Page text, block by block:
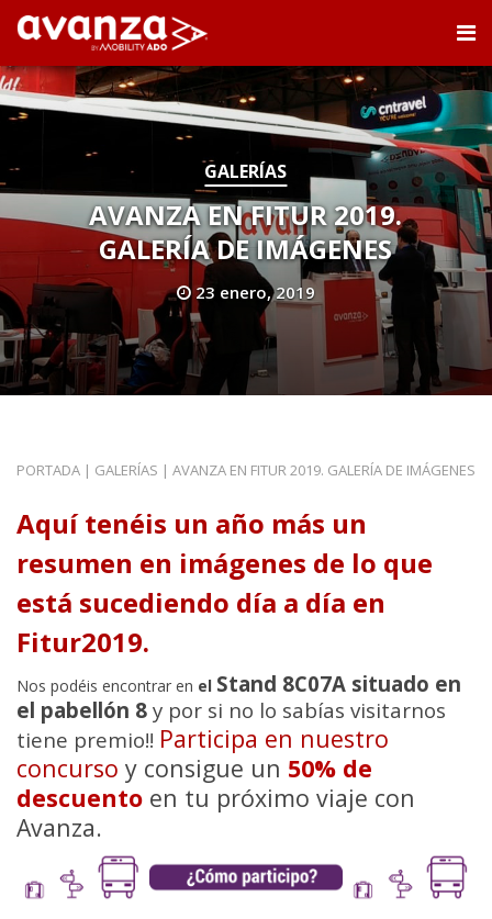
GALERÍAS
AVANZA EN FITUR 2019.
GALERÍA DE IMÁGENES
23 enero, 2019
PORTADA | GALERÍAS | AVANZA EN FITUR 2019. GALERÍA DE IMÁGENES
Aquí tenéis un año más un
resumen en imágenes de lo que
está sucediendo día a día en
Fitur2019.
Nos podéis encontrar en el Stand 8C07A situado en
el pabellón 8 y por si no lo sabías visitarnos
tiene premio!! Participa en nuestro
concurso y consigue un 50% de
descuento en tu próximo viaje con
Avanza.